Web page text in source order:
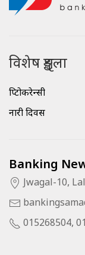
विशेष शृङ्खला
क्रिप्टोकरेन्सी
नारी दिवस
Banking
Jwagal-10,
015268504,